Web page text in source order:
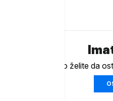
Ukoliko želite da